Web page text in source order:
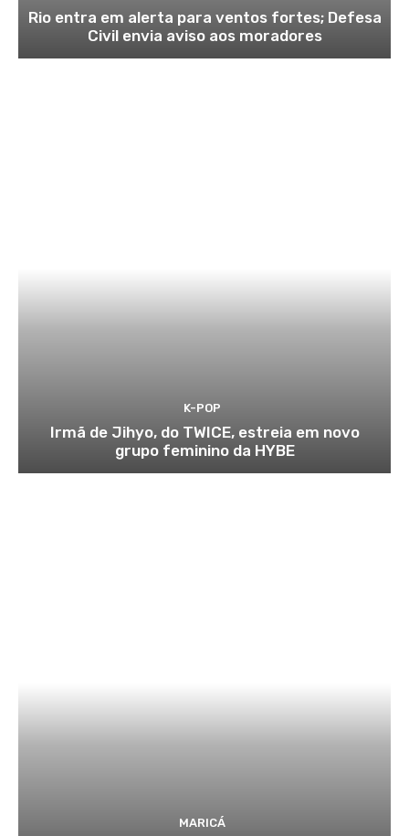
Rio entra em alerta para ventos fortes; Defesa
Civil envia aviso aos moradores
K-POP
Irmã de Jihyo, do TWICE, estreia em novo
grupo feminino da HYBE
MARICÁ